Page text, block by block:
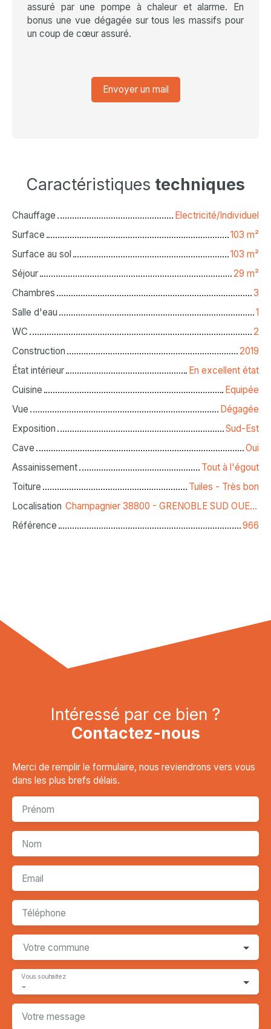
assuré par une pompe à chaleur et alarme. En
bonus une vue dégagée sur tous les massifs pour
un coup de cœur assuré.
Envoyer un mail
Caractéristiques techniques
Chauffage
Electricité/Individuel
Surface
103 m²
Surface au sol
103 m²
Séjour
29 m²
Chambres
3
Salle d'eau
1
WC
2
Construction
2019
État intérieur
En excellent état
Cuisine
Equipée
Vue
Dégagée
Exposition
Sud-Est
Cave
Oui
Assainissement
Tout à l'égout
Toiture
Tuiles - Très bon
Localisation
Champagnier 38800 - GRENOBLE SUD OUEST
Référence
966
Intéressé par ce bien ?
Contactez-nous
Merci de remplir le formulaire, nous reviendrons vers vous
dans les plus brefs délais.
Prénom
Nom
Email
Téléphone
Votre commune
-
Vous souhaitez
Votre message